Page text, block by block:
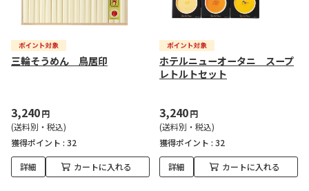
三輪そうめん 鳥居印
3,240円
(送料別・税込)
獲得ポイント : 32
詳細 カートに入れる
ホテルニューオータニ スープ
レトルトセット
3,240円
(送料別・税込)
獲得ポイント : 32
詳細 カートに入れる